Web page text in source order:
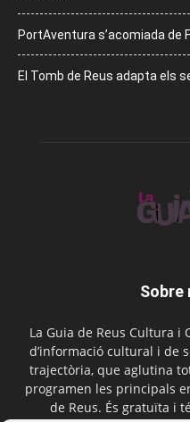
PortAventura s’acomiada de
El Tomb de Reus adapta els
Sobre
La Guia de Reus Cultura i
d’informació cultural i de
trajectòria, que aglutina
programen les principals
de Reus. És gratuïta i